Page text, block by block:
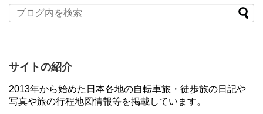
サイトの紹介
2013年から始めた日本各地の自転車旅・徒歩旅の日記や
写真や旅の行程地図情報等を掲載しています。